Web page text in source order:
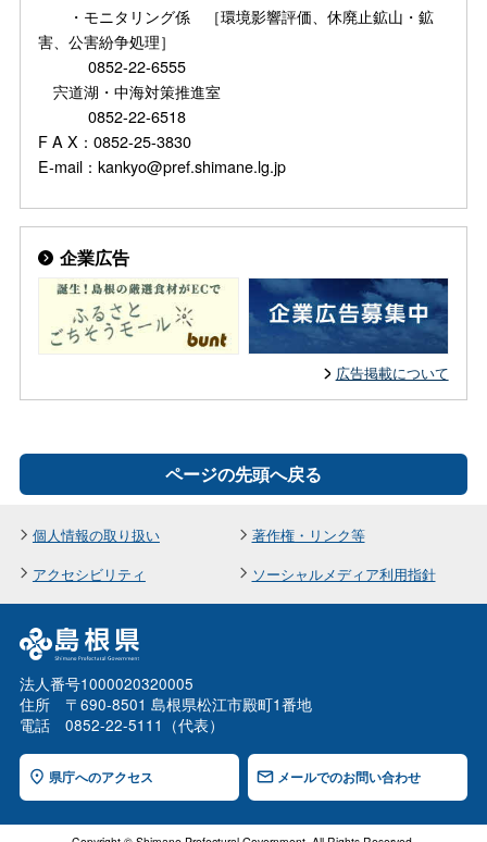
・モニタリング係 ［環境影響評価、休廃止鉱山・鉱
害、公害紛争処理］
0852-22-6555
宍道湖・中海対策推進室
0852-22-6518
F A X：0852-25-3830
E-mail：kankyo@pref.shimane.lg.jp
企業広告
広告掲載について
ページの先頭へ戻る
個人情報の取り扱い
著作権・リンク等
アクセシビリティ
ソーシャルメディア利用指針
法人番号1000020320005
住所 〒690-8501 島根県松江市殿町1番地
電話 0852-22-5111（代表）
県庁へのアクセス メールでのお問い合わせ